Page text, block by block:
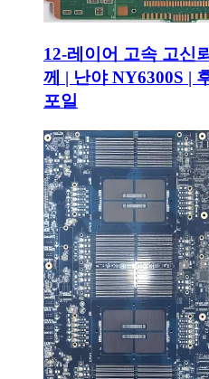
12-레이어 고속 고신
께 | 난야 NY6300S |
포일